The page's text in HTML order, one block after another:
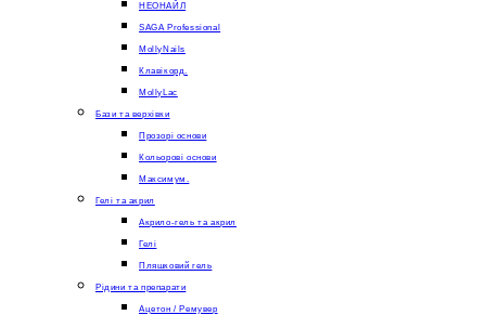
НЕОНАЙЛ
SAGA Professional
MollyNails
Клавікорд.
MollyLac
Бази та верхівки
Прозорі основи
Кольорові основи
Максимум.
Гелі та акрил
Акрило-гель та акрил
Гелі
Пляшковий гель
Рідини та препарати
Ацетон / Ремувер